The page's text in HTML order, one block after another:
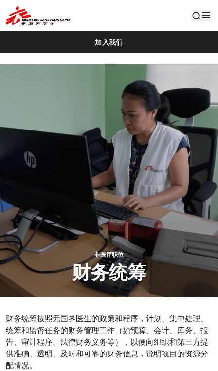
default
加入我们
非医疗职位
财务统筹
财务统筹按照无国界医生的政策和程序，计划、集中处理、
统筹和监督任务的财务管理工作（如预算、会计、库务、报
告、审计程序、法律财务义务等），以便向组织和第三方提
供准确、透明、及时和可靠的财务信息，说明项目的资源分
配情况。